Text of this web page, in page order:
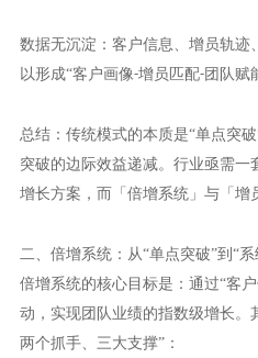
数据无沉淀：客户信息、增员轨迹
以形成“客户画像-增员匹配-团队赋
总结：传统模式的本质是“单点突
突破的边际效益递减。行业亟需一
增长方案，而「倍增系统」与「增
二、倍增系统：从“单点突破”到“
倍增系统的核心目标是： 通过“客
动，实现团队业绩的指数级增长。
两个抓手、三大支撑”：